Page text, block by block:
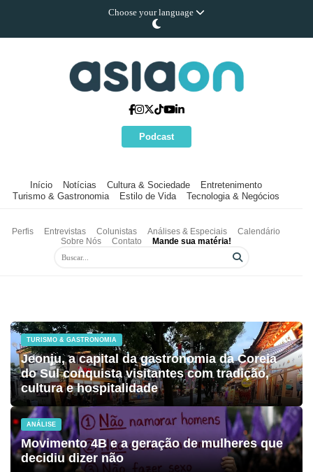
Choose your language
Podcast
Início Notícias Cultura & Sociedade
Entretenimento
Turismo & Gastronomia
Estilo de Vida Tecnologia & Negócios
Perfis Entrevistas Colunistas Análises & Especiais
Calendário
Sobre Nós
Contato Mande sua matéria!
TURISMO & GASTRONOMIA
Jeonju, a capital da gastronomia da Coreia
do Sul conquista visitantes com tradição,
cultura e hospitalidade
ANÁLISE
Movimento 4B e a geração de mulheres que
decidiu dizer não